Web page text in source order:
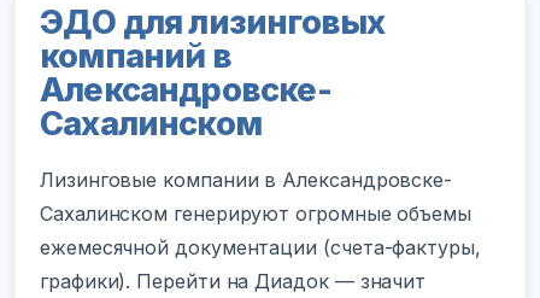
ЭДО для лизинговых
компаний в
Александровске-
Сахалинском
Лизинговые компании в Александровске-
Сахалинском генерируют огромные объемы
ежемесячной документации (счета-фактуры,
графики). Перейти на Диадок — значит